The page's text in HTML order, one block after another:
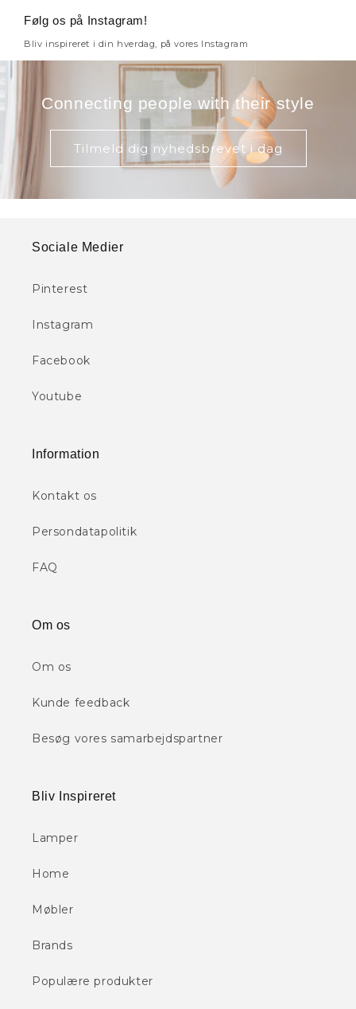
Følg os på Instagram!
Bliv inspireret i din hverdag, på vores Instagram
Connecting people with their style
Tilmeld dig nyhedsbrevet i dag
Sociale Medier
Pinterest
Instagram
Facebook
Youtube
Information
Kontakt os
Persondatapolitik
FAQ
Om os
Om os
Kunde feedback
Besøg vores samarbejdspartner
Bliv Inspireret
Lamper
Home
Møbler
Brands
Populære produkter